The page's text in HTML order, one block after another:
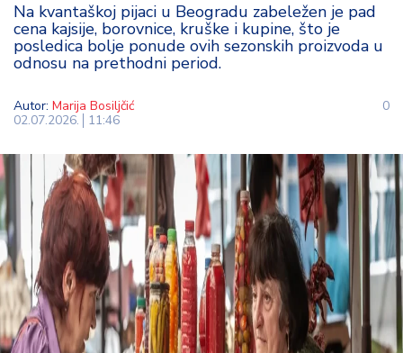
M
bi
M
oj
a
p
e
n
zij
a
K
Na kvantaškoj pijaci u Beogradu zabeležen je pad
cena kajsije, borovnice, kruške i kupine, što je
posledica bolje ponude ovih sezonskih proizvoda u
odnosu na prethodni period.
Autor: Marija Bosiljčić
02.07.2026.
11:46
0